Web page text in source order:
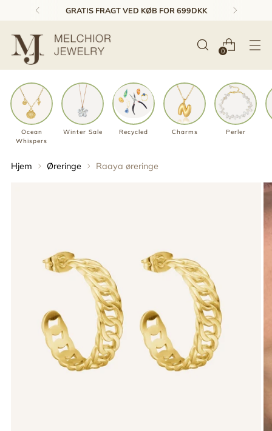
GRATIS FRAGT VED KØB FOR 699DKK
0
Ocean
Whispers
Winter Sale Recycled Charms Perler
Hjem Øreringe Raaya øreringe